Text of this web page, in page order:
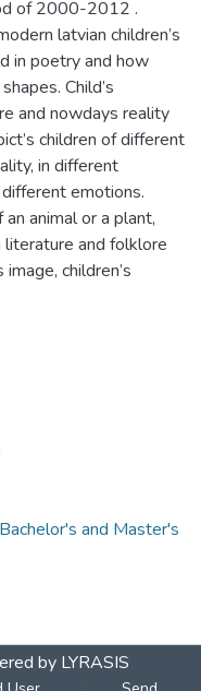
of 2000-2012 .
latvian children’s
in poetry and how
Child’s
and nowdays reality
children of different
in different
emotions.
animal or a plant,
literature and folklore
children’s
and Master's
by LYRASIS